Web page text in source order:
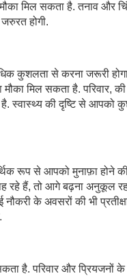
मिल सकता है. तनाव
होगी.
कुशलता से करना जरूरी
मिल सकता है. परिवार,
स्वास्थ्य की दृष्टि से आपको
रूप से आपको मुनाफ़ा होने
रहे हैं, तो आगे बढ़ना अनुकूल
के अवसरों की भी
है. परिवार और प्रियजनों